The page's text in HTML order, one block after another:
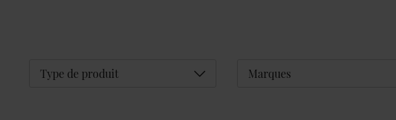
Type de produit Déplier Marques